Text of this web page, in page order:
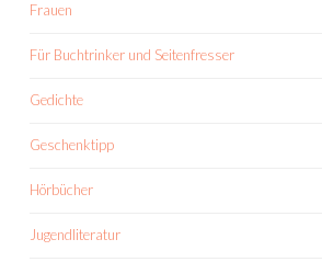
Frauen
Für Buchtrinker und Seitenfresser
Gedichte
Geschenktipp
Hörbücher
Jugendliteratur